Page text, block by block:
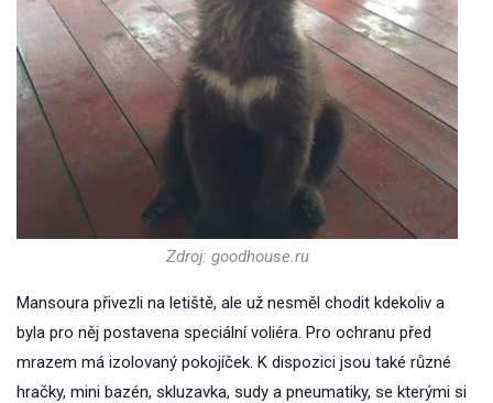
Zdroj: goodhouse.ru
Mansoura přivezli na letiště, ale už nesměl chodit kdekoliv a
byla pro něj postavena speciální voliéra. Pro ochranu před
mrazem má izolovaný pokojíček. K dispozici jsou také různé
hračky, mini bazén, skluzavka, sudy a pneumatiky, se kterými si